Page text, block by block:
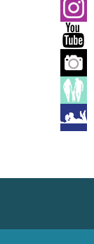
You